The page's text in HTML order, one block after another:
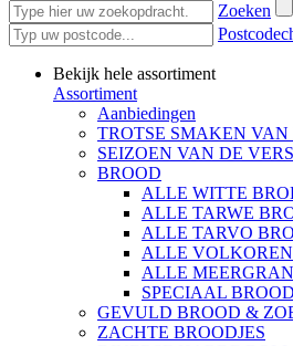
Zoeken
Bekijk hele assortiment
Assortiment
Aanbiedingen
TROTSE SMAKEN VAN
SEIZOEN VAN DE
BROOD
ALLE WITTE
ALLE TARWE
ALLE TARVO
ALLE
ALLE
SPECIAAL
GEVULD BROOD &
ZACHTE BROODJES